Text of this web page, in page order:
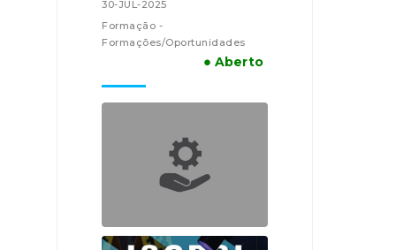
30-JUL-2025
Formação -
Formações/Oportunidades
● Aberto